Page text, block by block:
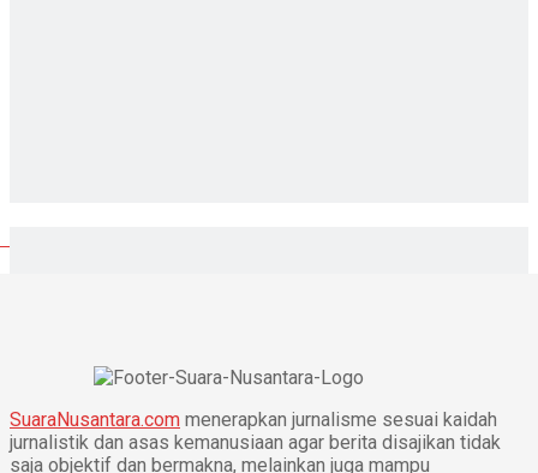
SuaraNusantara.com menerapkan jurnalisme sesuai kaidah
jurnalistik dan asas kemanusiaan agar berita disajikan tidak
saja objektif dan bermakna, melainkan juga mampu